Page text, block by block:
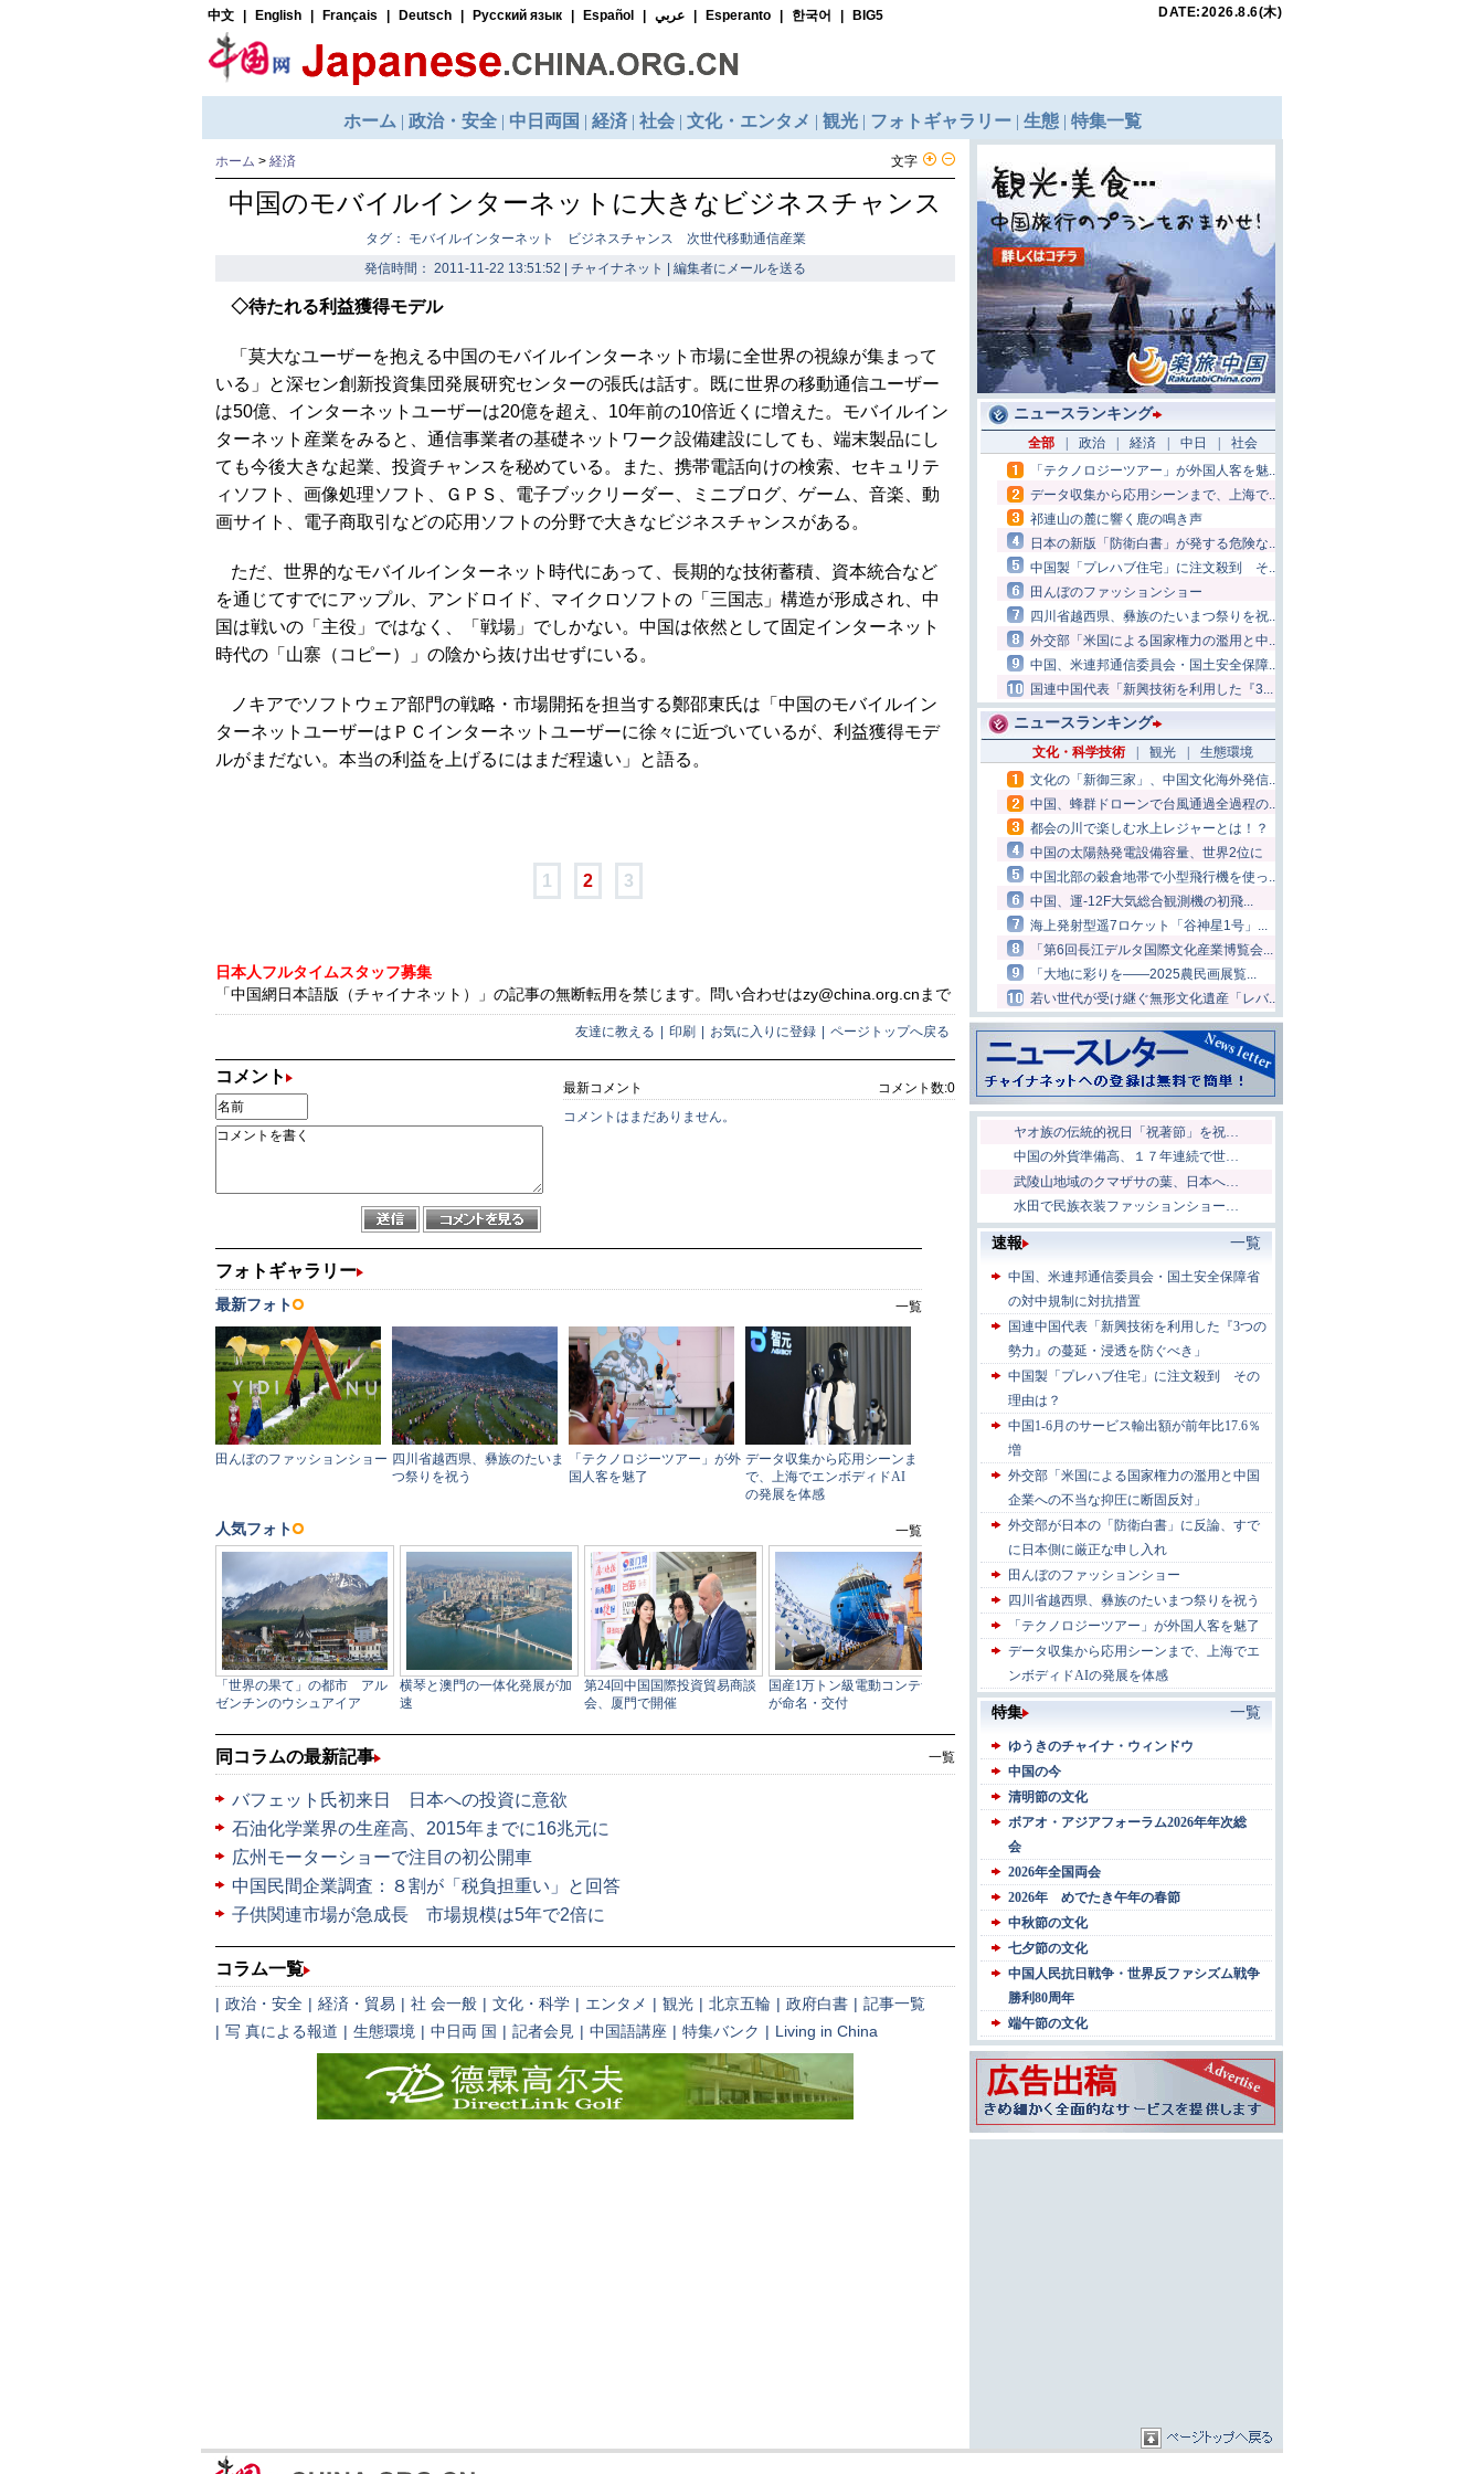
文字
ホーム > 経済
中国のモバイルインターネットに大きなビジネスチャンス
タグ： モバイルインターネット ビジネスチャンス 次世代移動通信産業
発信時間： 2011-11-22 13:51:52 | チャイナネット | 編集者にメールを送る
◇待たれる利益獲得モデル
「莫大なユーザーを抱える中国のモバイルインターネット市場に全世界の視線が集まって
いる」と深セン創新投資集団発展研究センターの張氏は話す。既に世界の移動通信ユーザー
は50億、インターネットユーザーは20億を超え、10年前の10倍近くに増えた。モバイルイン
ターネット産業をみると、通信事業者の基礎ネットワーク設備建設にしても、端末製品にし
ても今後大きな起業、投資チャンスを秘めている。また、携帯電話向けの検索、セキュリテ
ィソフト、画像処理ソフト、ＧＰＳ、電子ブックリーダー、ミニブログ、ゲーム、音楽、動
画サイト、電子商取引などの応用ソフトの分野で大きなビジネスチャンスがある。
ただ、世界的なモバイルインターネット時代にあって、長期的な技術蓄積、資本統合など
を通じてすでにアップル、アンドロイド、マイクロソフトの「三国志」構造が形成され、中
国は戦いの「主役」ではなく、「戦場」でしかない。中国は依然として固定インターネット
時代の「山寨（コピー）」の陰から抜け出せずにいる。
ノキアでソフトウェア部門の戦略・市場開拓を担当する鄭邵東氏は「中国のモバイルイン
ターネットユーザーはＰＣインターネットユーザーに徐々に近づいているが、利益獲得モデ
ルがまだない。本当の利益を上げるにはまだ程遠い」と語る。
1 2 3
日本人フルタイムスタッフ募集
「中国網日本語版（チャイナネット）」の記事の無断転用を禁じます。問い合わせはzy@china.org.cnまで
友達に教える 印刷 お気に入りに登録 ページトップへ戻る
コメント
コメント数:0
最新コメント
コメントはまだありません。
一覧
同コラムの最新記事
バフェット氏初来日 日本への投資に意欲
石油化学業界の生産高、2015年までに16兆元に
広州モーターショーで注目の初公開車
中国民間企業調査：８割が「税負担重い」と回答
子供関連市場が急成長 市場規模は5年で2倍に
コラム一覧
| 政治・安全 | 経済・貿易 | 社 会一般 | 文化・科学 | エンタメ | 観光 | 北京五輪 | 政府白書 | 記事一覧
| 写 真による報道 | 生態環境 | 中日両 国 | 記者会見 | 中国語講座 | 特集バンク | Living in China